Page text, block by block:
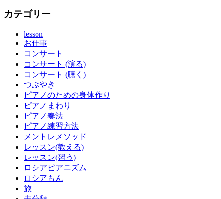
カテゴリー
lesson
お仕事
コンサート
コンサート (演る)
コンサート (聴く)
つぶやき
ピアノのための身体作り
ピアノまわり
ピアノ奏法
ピアノ練習方法
メントレメソッド
レッスン(教える)
レッスン(習う)
ロシアピアニズム
ロシアもん
旅